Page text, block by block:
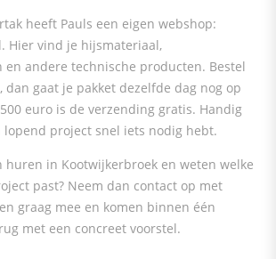
heeft Pauls een eigen webshop:
Hier vind je hijsmateriaal,
en andere technische producten. Bestel
dan gaat je pakket dezelfde dag nog op
euro is de verzending gratis. Handig
project snel iets nodig hebt.
huren in Kootwijkerbroek en weten welke
past? Neem dan contact op met
graag mee en komen binnen één
met een concreet voorstel.